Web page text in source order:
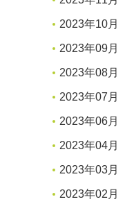
2023年10月
2023年09月
2023年08月
2023年07月
2023年06月
2023年04月
2023年03月
2023年02月